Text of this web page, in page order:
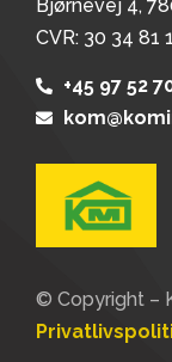
© Copyright –
Bjørnevej 4,
CVR: 30 34 81
+45 97 52